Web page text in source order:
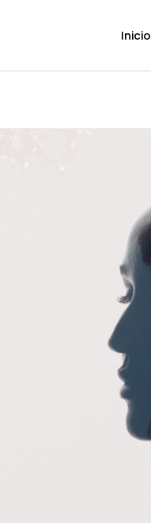
Inicio